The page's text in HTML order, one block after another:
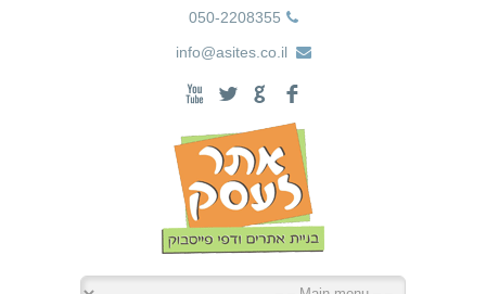
050-2208355
info@asites.co.il
F
G
L
X